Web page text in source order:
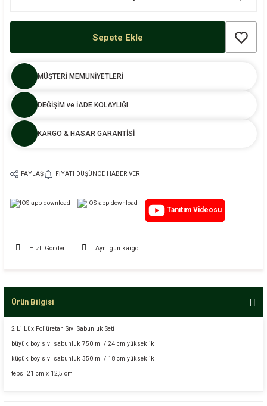
Sepete Ekle
MÜŞTERİ MEMUNİYETLERİ
DEĞİŞİM ve İADE KOLAYLIĞI
KARGO & HASAR GARANTİSİ
PAYLAŞ FIYATI DÜŞÜNCE HABER VER
Tanıtım Videosu
Hızlı Gönderi Aynı gün kargo
Ürün Bilgisi
2 Li Lüx Poliüretan Sıvı Sabunluk Seti
büyük boy sıvı sabunluk 750 ml / 24 cm yükseklik
küçük boy sıvı sabunluk 350 ml / 18 cm yükseklik
tepsi 21 cm x 12,5 cm